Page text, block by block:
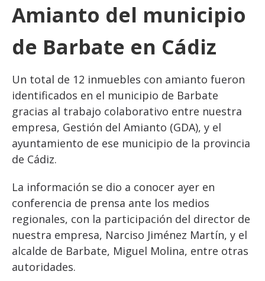
Amianto del municipio
de Barbate en Cádiz
Un total de 12 inmuebles con amianto fueron
identificados en el municipio de Barbate
gracias al trabajo colaborativo entre nuestra
empresa, Gestión del Amianto (GDA), y el
ayuntamiento de ese municipio de la provincia
de Cádiz.
La información se dio a conocer ayer en
conferencia de prensa ante los medios
regionales, con la participación del director de
nuestra empresa, Narciso Jiménez Martín, y el
alcalde de Barbate, Miguel Molina, entre otras
autoridades.